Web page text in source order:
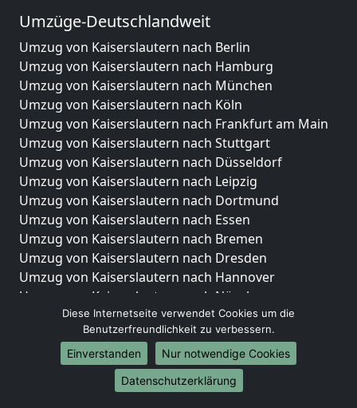
Umzüge-Deutschlandweit
Umzug von Kaiserslautern nach Berlin
Umzug von Kaiserslautern nach Hamburg
Umzug von Kaiserslautern nach München
Umzug von Kaiserslautern nach Köln
Umzug von Kaiserslautern nach Frankfurt am Main
Umzug von Kaiserslautern nach Stuttgart
Umzug von Kaiserslautern nach Düsseldorf
Umzug von Kaiserslautern nach Leipzig
Umzug von Kaiserslautern nach Dortmund
Umzug von Kaiserslautern nach Essen
Umzug von Kaiserslautern nach Bremen
Umzug von Kaiserslautern nach Dresden
Umzug von Kaiserslautern nach Hannover
Umzug von Kaiserslautern nach Nürnberg
Umzug von Kaiserslautern nach Duisburg
Umzug von Kaiserslautern nach Bochum
Umzug von Kaiserslautern nach Wuppertal
Umzug von Kaiserslautern nach Bielefeld
Umzug von Kaiserslautern nach Bonn
Diese Internetseite verwendet Cookies um die
Benutzerfreundlichkeit zu verbessern.
Einverstanden
Nur notwendige Cookies
Datenschutzerklärung